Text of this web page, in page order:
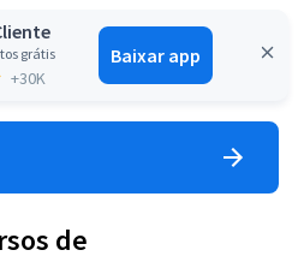
grátis
+30K
Baixar app
Entrar
de